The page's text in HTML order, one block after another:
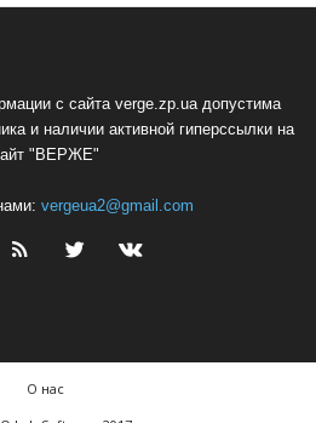
с сайта verge.zp.ua допустима
и наличии активной гиперссылки на
"ВЕРЖЕ"
vergeua2@gmail.com
О нас